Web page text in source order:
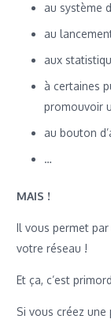
au système
au
aux
à certaines
promouvoir
au bouton
…
MAIS !
Il vous permet
votre réseau !
Et ça, c’est
Si vous créez